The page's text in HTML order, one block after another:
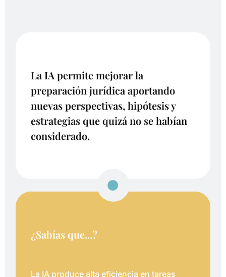
La IA permite mejorar la
preparación jurídica aportando
nuevas perspectivas, hipótesis y
estrategias que quizá no se habían
considerado.
¿Sabías que...?
La IA produce alta eficiencia en tareas